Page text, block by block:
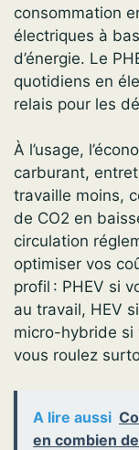
consommation
électriques à
d’énergie. Le
quotidiens en
relais pour les
À l’usage,
carburant,
travaille moins,
de CO2 en
circulation
optimiser vos
profil : PHEV si
au travail, HEV
micro-hybride
vous roulez
A lire aussi
en combien